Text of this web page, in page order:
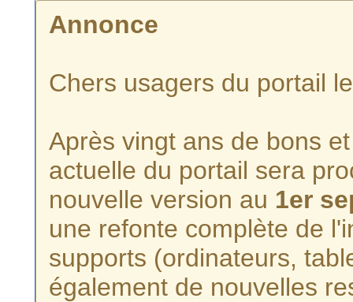
Annonce
Chers usagers du portail
Après vingt ans de bons
actuelle du portail sera
nouvelle version au 1er
une refonte complète de
supports (ordinateurs,
également de nouvelles